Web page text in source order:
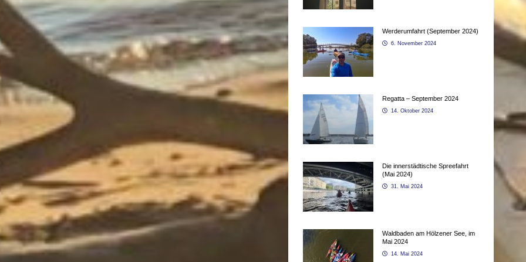
Werderumfahrt (September 2024)
6. November 2024
Regatta – September 2024
14. Oktober 2024
Die innerstädtische Spreefahrt
(Mai 2024)
31. Mai 2024
Waldbaden am Hölzener See, im
Mai 2024
14. Mai 2024